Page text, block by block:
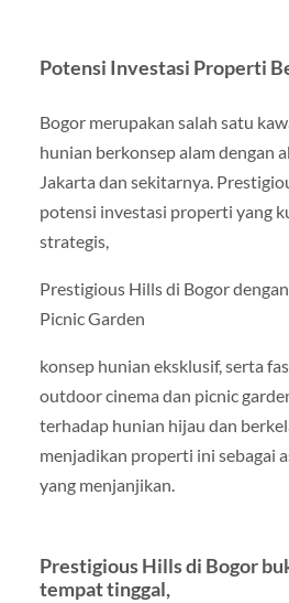
Potensi Investasi Properti
Bogor merupakan salah satu
hunian berkonsep alam dengan
Jakarta dan sekitarnya.
potensi investasi properti yang
strategis,
Prestigious Hills di Bogor
Picnic Garden
konsep hunian eksklusif, serta
outdoor cinema dan picnic
terhadap hunian hijau dan
menjadikan properti ini sebagai
yang menjanjikan.
Prestigious Hills di Bogor
tempat tinggal,